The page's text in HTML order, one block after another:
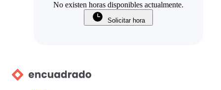
No existen horas disponibles actualmente.
Solicitar hora